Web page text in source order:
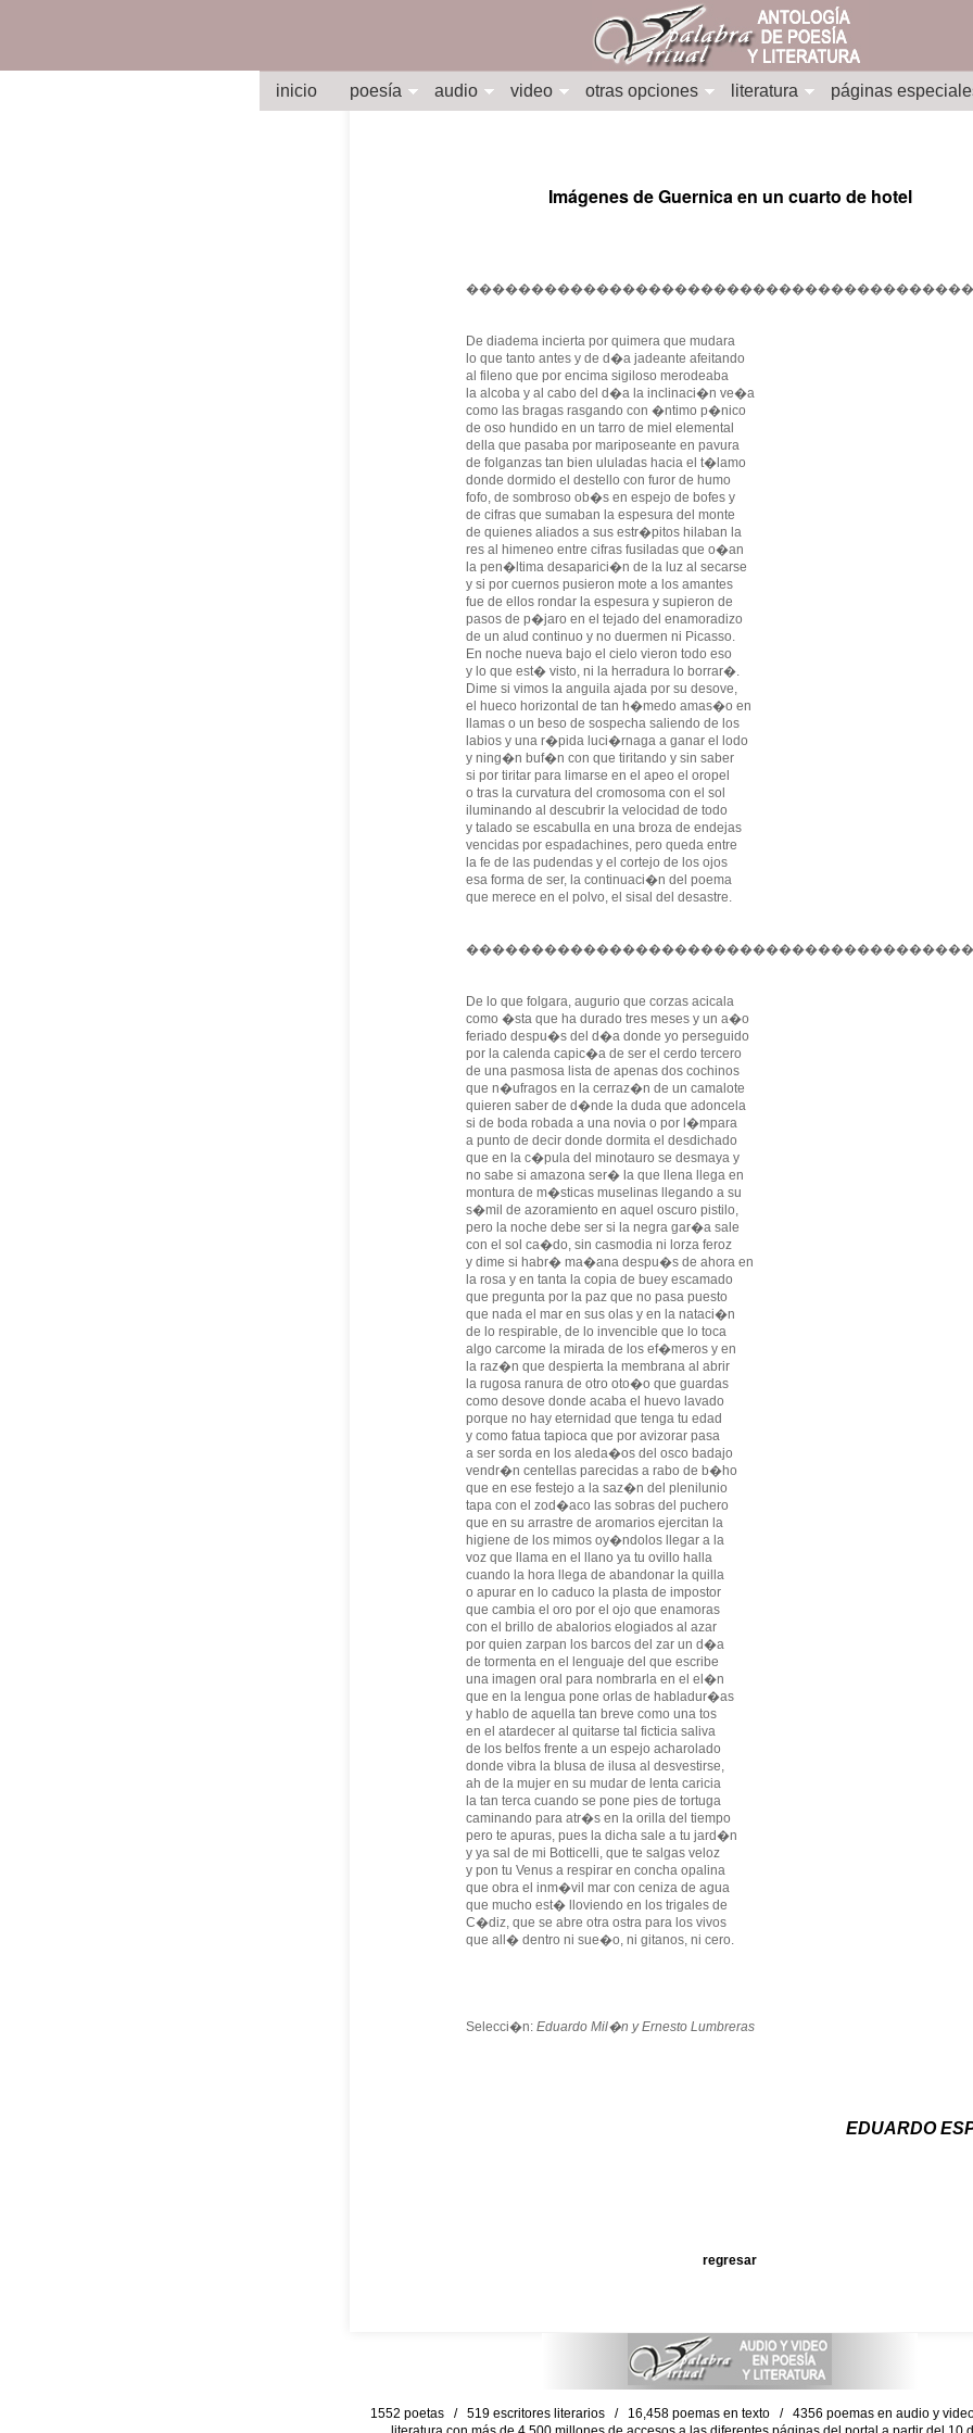
inicio poesía audio video otras opciones literatura páginas
Imágenes de Guernica en un cuarto de hotel
De diadema incierta por quimera que mudara
lo que tanto antes y de d�a jadeante afeitando
al fileno que por encima sigiloso merodeaba
la alcoba y al cabo del d�a la inclinaci�n ve�a
como las bragas rasgando con �ntimo p�nico
de oso hundido en un tarro de miel elemental
della que pasaba por mariposeante en pavura
de folganzas tan bien ululadas hacia el t�lamo
donde dormido el destello con furor de humo
fofo, de sombroso ob�s en espejo de bofes y
de cifras que sumaban la espesura del monte
de quienes aliados a sus estr�pitos hilaban la
res al himeneo entre cifras fusiladas que o�an
la pen�ltima desaparici�n de la luz al secarse
y si por cuernos pusieron mote a los amantes
fue de ellos rondar la espesura y supieron de
pasos de p�jaro en el tejado del enamoradizo
de un alud continuo y no duermen ni Picasso.
En noche nueva bajo el cielo vieron todo eso
y lo que est� visto, ni la herradura lo borrar�.
Dime si vimos la anguila ajada por su desove,
el hueco horizontal de tan h�medo amas�o en
llamas o un beso de sospecha saliendo de los
labios y una r�pida luci�rnaga a ganar el lodo
y ning�n buf�n con que tiritando y sin saber
si por tiritar para limarse en el apeo el oropel
o tras la curvatura del cromosoma con el sol
iluminando al descubrir la velocidad de todo
y talado se escabulla en una broza de endejas
vencidas por espadachines, pero queda entre
la fe de las pudendas y el cortejo de los ojos
esa forma de ser, la continuaci�n del poema
que merece en el polvo, el sisal del desastre.
De lo que folgara, augurio que corzas acicala
como �sta que ha durado tres meses y un a�o
feriado despu�s del d�a donde yo perseguido
por la calenda capic�a de ser el cerdo tercero
de una pasmosa lista de apenas dos cochinos
que n�ufragos en la cerraz�n de un camalote
quieren saber de d�nde la duda que adoncela
si de boda robada a una novia o por l�mpara
a punto de decir donde dormita el desdichado
que en la c�pula del minotauro se desmaya y
no sabe si amazona ser� la que llena llega en
montura de m�sticas muselinas llegando a su
s�mil de azoramiento en aquel oscuro pistilo,
pero la noche debe ser si la negra gar�a sale
con el sol ca�do, sin casmodia ni lorza feroz
y dime si habr� ma�ana despu�s de ahora en
la rosa y en tanta la copia de buey escamado
que pregunta por la paz que no pasa puesto
que nada el mar en sus olas y en la nataci�n
de lo respirable, de lo invencible que lo toca
algo carcome la mirada de los ef�meros y en
la raz�n que despierta la membrana al abrir
la rugosa ranura de otro oto�o que guardas
como desove donde acaba el huevo lavado
porque no hay eternidad que tenga tu edad
y como fatua tapioca que por avizorar pasa
a ser sorda en los aleda�os del osco badajo
vendr�n centellas parecidas a rabo de b�ho
que en ese festejo a la saz�n del plenilunio
tapa con el zod�aco las sobras del puchero
que en su arrastre de aromarios ejercitan la
higiene de los mimos oy�ndolos llegar a la
voz que llama en el llano ya tu ovillo halla
cuando la hora llega de abandonar la quilla
o apurar en lo caduco la plasta de impostor
que cambia el oro por el ojo que enamoras
con el brillo de abalorios elogiados al azar
por quien zarpan los barcos del zar un d�a
de tormenta en el lenguaje del que escribe
una imagen oral para nombrarla en el el�n
que en la lengua pone orlas de habladur�as
y hablo de aquella tan breve como una tos
en el atardecer al quitarse tal ficticia saliva
de los belfos frente a un espejo acharolado
donde vibra la blusa de ilusa al desvestirse,
ah de la mujer en su mudar de lenta caricia
la tan terca cuando se pone pies de tortuga
caminando para atr�s en la orilla del tiempo
pero te apuras, pues la dicha sale a tu jard�n
y ya sal de mi Botticelli, que te salgas veloz
y pon tu Venus a respirar en concha opalina
que obra el inm�vil mar con ceniza de agua
que mucho est� lloviendo en los trigales de
C�diz, que se abre otra ostra para los vivos
que all� dentro ni sue�o, ni gitanos, ni cero.
Selecci�n: Eduardo Mil�n y Ernesto Lumbreras
EDUARDO
regresar
1552 poetas / 519 escritores literarios / 16,458 poemas en texto / 4356 poemas en audio y